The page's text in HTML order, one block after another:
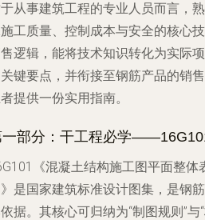
从事建筑工程的专业人员而言，
工质量、控制成本与安全的核心
逻辑，能将技术知识转化为实际
键要点，并衔接至钢筋产品的销
提供一份实用指南。
一部分：干工程必学
《混凝土结构施工图平面整体
是国家建筑标准设计图集，是钢
据。其核心可归纳为“制图规则”与